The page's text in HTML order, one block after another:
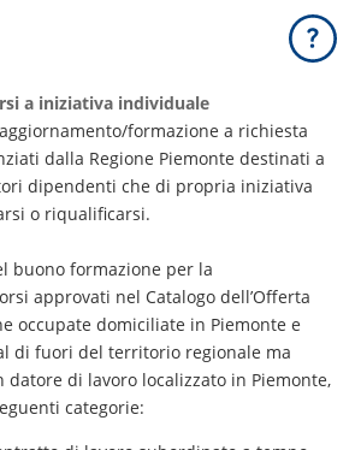
a iniziativa individuale
formazione a richiesta
dalla Regione Piemonte destinati a
dipendenti che di propria iniziativa
o riqualificarsi.
buono formazione per la
approvati nel Catalogo dell’Offerta
occupate domiciliate in Piemonte e
di fuori del territorio regionale ma
datore di lavoro localizzato in Piemonte,
categorie: